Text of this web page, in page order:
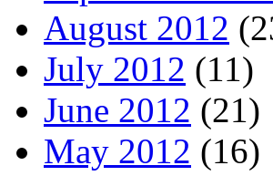
August 2012
July 2012 (11)
June 2012 (21)
May 2012 (16)